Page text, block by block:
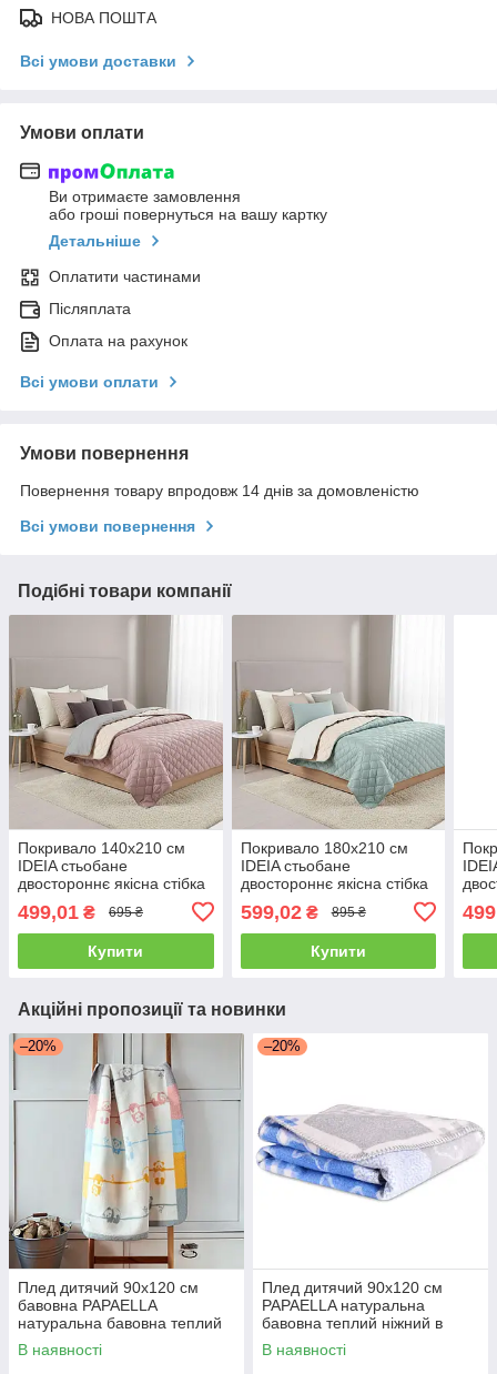
НОВА ПОШТА
Всі умови доставки
Умови оплати
Ви отримаєте замовлення
або гроші повернуться на вашу картку
Детальніше
Оплатити частинами
Післяплата
Оплата на рахунок
Всі умови оплати
Умови повернення
Повернення товару впродовж 14 днів за домовленістю
Всі умови повернення
Подібні товари компанії
Покривало 140х210 см
IDEIA стьобане
двостороннє якісна стібка
мікрофібра пудра сіре на
ліжко диван
499,01 ₴ 695 ₴
Купити
Покривало 180х210 см
IDEIA стьобане
двостороннє якісна стібка
диван мята сіре
599,02₴ 895 ₴
Купити
на
Акційні пропозиції та новинки
–20%
Плед дитячий 90х120 см
бавовна PAPAELLA
натуральна бавовна теплий
ніжний в ліжечко візочок
панда
В наявності
–20%
Плед дитячий 90х120 см
PAPAELLA натуральна
бавовна теплий ніжний в
ліжечко візочок киця
В наявності